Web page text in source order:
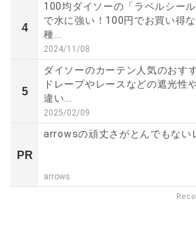
4
100均ダイソーの「ラベルシー
で水に強い！100円でお買い得
種...
2024/11/08
5
ダイソーのカーテン人気のおす
ドレープやレースなどの遮光性
違い...
2025/02/09
PR
arrowsの頑丈さがとんでもない
arrows